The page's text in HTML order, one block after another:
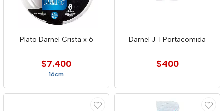
Plato Darnel Crista x 6
$7.400
16cm
Darnel J-1 Portacomida
$400